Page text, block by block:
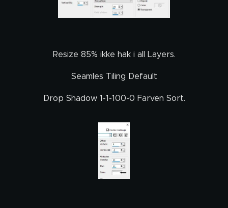
Resize 85% ikke hak i all Layers.
Seamles Tiling Default
Drop Shadow 1-1-100-0 Farven Sort.